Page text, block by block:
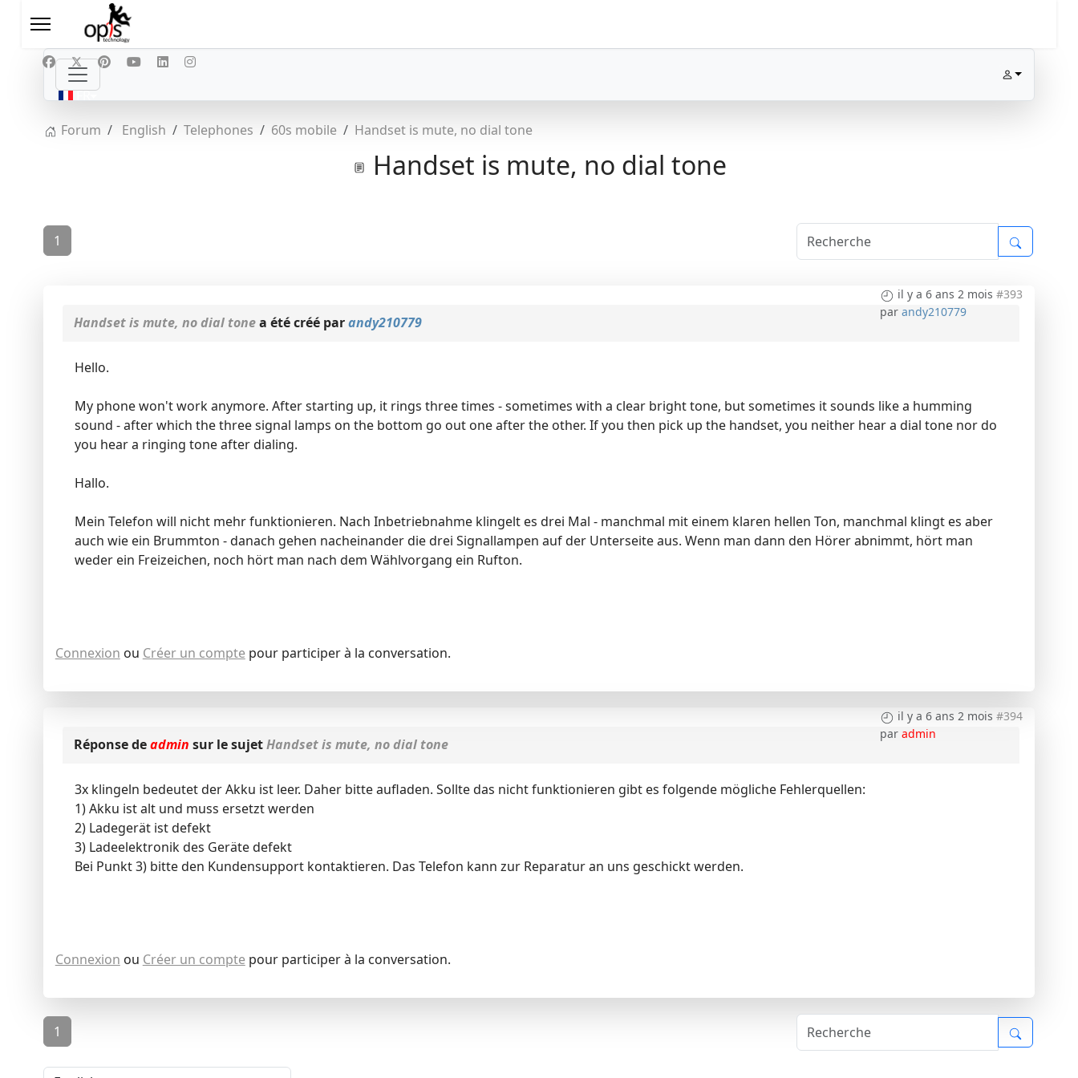
Sélectionnez votre langue
FR
Forum
English Telephones 60s mobile Handset is mute, no dial tone
Handset is mute, no dial tone
1
il y a 6 ans 2 mois #393
parandy210779
Handset is mute, no dial tonea été créé parandy210779
Hello.
My phone won't work anymore. After starting up, it rings three times - sometimes with a clear bright tone, but sometimes it sounds like a humming
sound - after which the three signal lamps on the bottom go out one after the other. If you then pick up the handset, you neither hear a dial tone nor do
you hear a ringing tone after dialing.
Hallo.
Mein Telefon will nicht mehr funktionieren. Nach Inbetriebnahme klingelt es drei Mal - manchmal mit einem klaren hellen Ton, manchmal klingt es aber
auch wie ein Brummton - danach gehen nacheinander die drei Signallampen auf der Unterseite aus. Wenn man dann den Hörer abnimmt, hört man
weder ein Freizeichen, noch hört man nach dem Wählvorgang ein Rufton.
Connexion ou Créer un compte pour participer à la conversation.
il y a 6 ans 2 mois #394
paradmin
Réponse deadmin sur le sujetHandset is mute, no dial tone
3x klingeln bedeutet der Akku ist leer. Daher bitte aufladen. Sollte das nicht funktionieren gibt es folgende mögliche Fehlerquellen:
1) Akku ist alt und muss ersetzt werden
2) Ladegerät ist defekt
3) Ladeelektronik des Geräte defekt
Bei Punkt 3) bitte den Kundensupport kontaktieren. Das Telefon kann zur Reparatur an uns geschickt werden.
Connexion ou Créer un compte pour participer à la conversation.
1